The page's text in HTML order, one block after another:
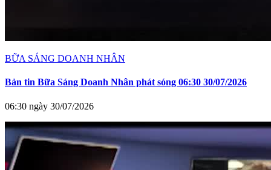
BỮA SÁNG DOANH NHÂN
Bản tin Bữa Sáng Doanh Nhân phát sóng 06:30 30/07/2026
06:30 ngày 30/07/2026